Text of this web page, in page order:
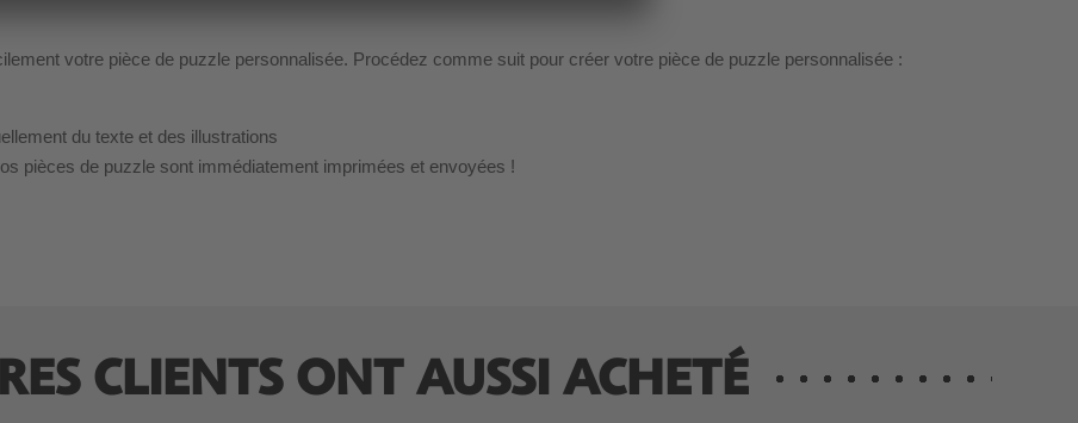
votre pièce de puzzle personnalisée. Procédez comme suit pour créer votre pièce de puzzle personnalisée :
du texte et des illustrations
pièces de puzzle sont immédiatement imprimées et envoyées !
CLIENTS ONT AUSSI ACHETÉ